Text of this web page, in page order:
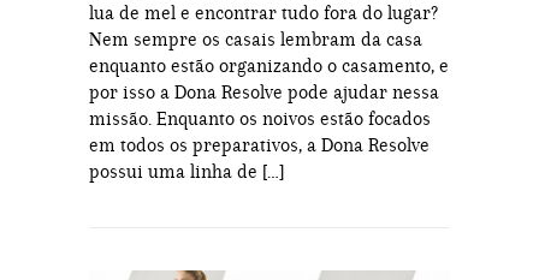
lua de mel e encontrar tudo fora do lugar?
Nem sempre os casais lembram da casa
enquanto estão organizando o casamento, e
por isso a Dona Resolve pode ajudar nessa
missão. Enquanto os noivos estão focados
em todos os preparativos, a Dona Resolve
possui uma linha de […]